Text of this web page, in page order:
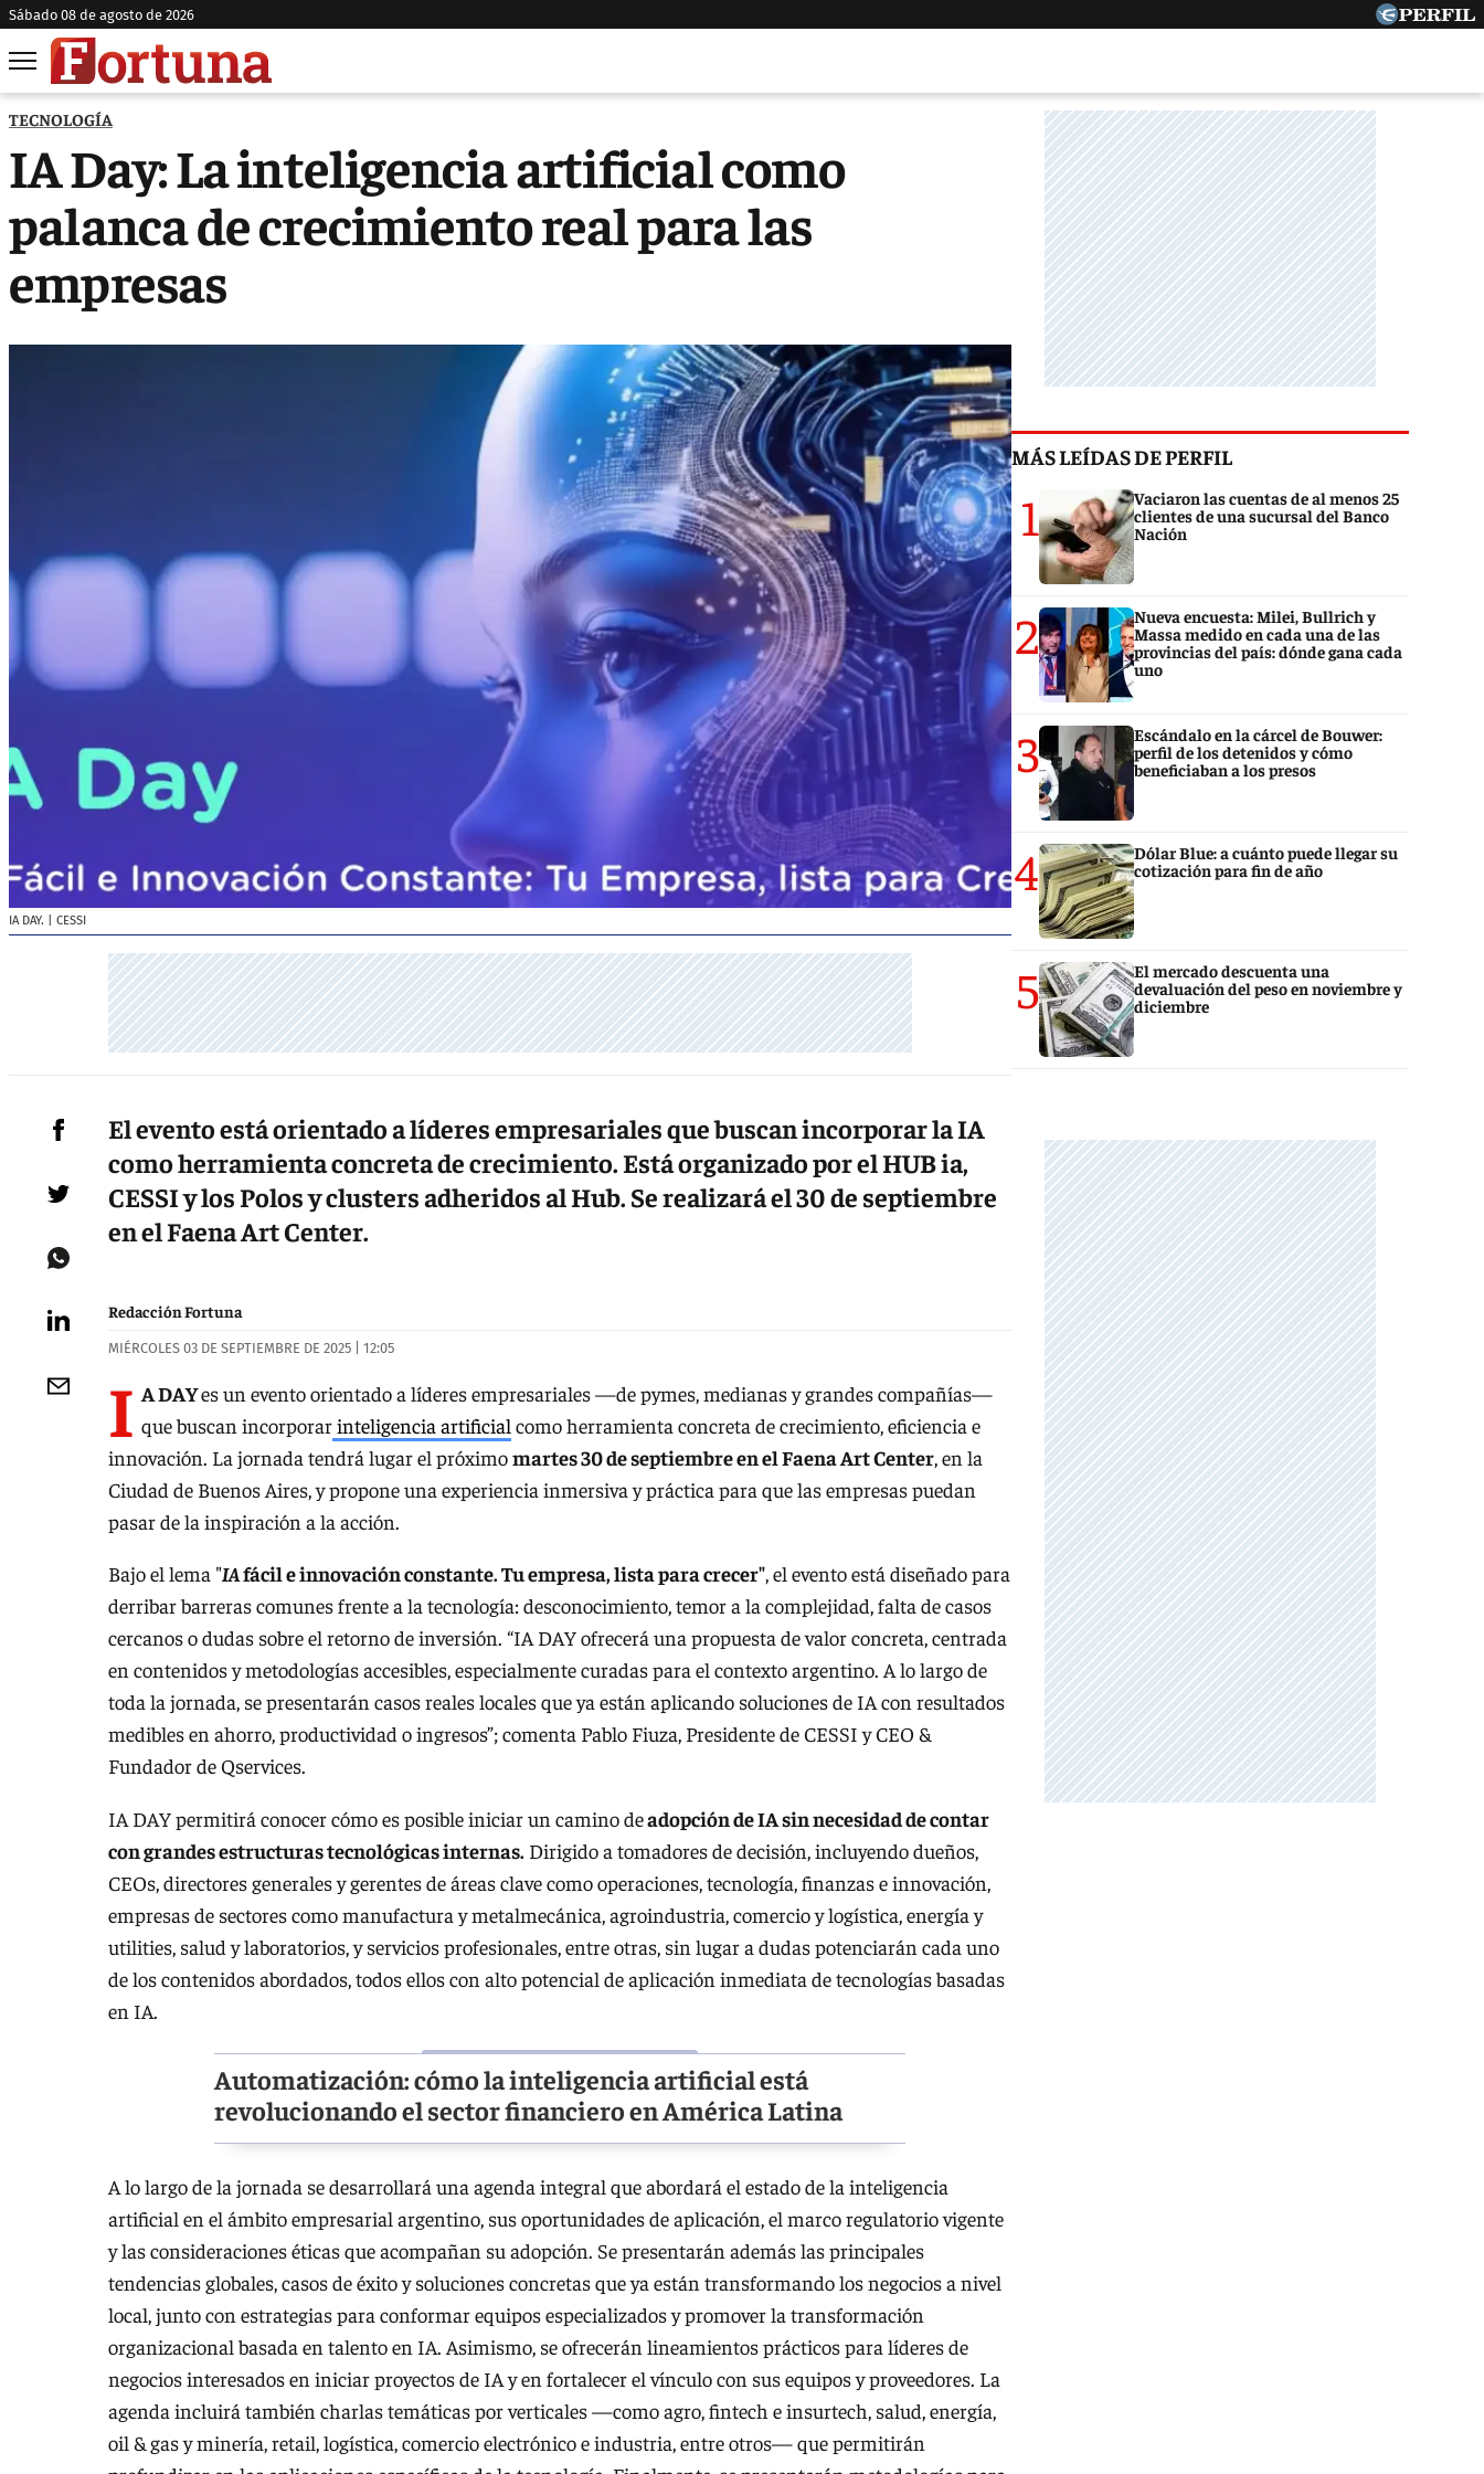
sábado 08 de agosto de 2026
TECNOLOGÍA
IA Day: La inteligencia artificial como
palanca de crecimiento real para las
empresas
IA DAY. | CESSI
El evento está orientado a líderes empresariales que buscan incorporar la IA
como herramienta concreta de crecimiento. Está organizado por el HUB ia,
CESSI y los Polos y clusters adheridos al Hub. Se realizará el 30 de septiembre
en el Faena Art Center.
Redacción Fortuna
MIÉRCOLES 03 DE SEPTIEMBRE DE 2025 | 12:05
I A DAYes un evento orientado a líderes empresariales —de pymes, medianas y grandes compañías—
que buscan incorporarinteligencia artificial como herramienta concreta de crecimiento, eficiencia e
innovación. La jornada tendrá lugar el próximomartes 30 de septiembre en el Faena Art Center, en la
Ciudad de Buenos Aires, y propone una experiencia inmersiva y práctica para que las empresas puedan
pasar de la inspiración a la acción.
Bajo el lema "IAfácil e innovación constante. Tu empresa, lista para crecer", el evento está diseñado para
derribar barreras comunes frente a la tecnología: desconocimiento, temor a la complejidad, falta de casos
cercanos o dudas sobre el retorno de inversión. “IA DAY ofrecerá una propuesta de valor concreta, centrada
en contenidos y metodologías accesibles, especialmente curadas para el contexto argentino. A lo largo de
toda la jornada, se presentarán casos reales locales que ya están aplicando soluciones de IA con resultados
medibles en ahorro, productividad o ingresos”; comenta Pablo Fiuza, Presidente de CESSI y CEO &
Fundador de Qservices.
IA DAY permitirá conocer cómo es posible iniciar un camino deadopción de IA sin necesidad de contar
con grandes estructuras tecnológicas internas. Dirigido a tomadores de decisión, incluyendo dueños,
CEOs, directores generales y gerentes de áreas clave como operaciones, tecnología, finanzas e innovación,
empresas de sectores como manufactura y metalmecánica, agroindustria, comercio y logística, energía y
utilities, salud y laboratorios, y servicios profesionales, entre otras, sin lugar a dudas potenciarán cada uno
de los contenidos abordados, todos ellos con alto potencial de aplicación inmediata de tecnologías basadas
en IA.
Automatización: cómo la inteligencia artificial está
revolucionando el sector financiero en América Latina
A lo largo de la jornada se desarrollará una agenda integral que abordará el estado de la inteligencia
artificial en el ámbito empresarial argentino, sus oportunidades de aplicación, el marco regulatorio vigente
y las consideraciones éticas que acompañan su adopción. Se presentarán además las principales
tendencias globales, casos de éxito y soluciones concretas que ya están transformando los negocios a nivel
local, junto con estrategias para conformar equipos especializados y promover la transformación
organizacional basada en talento en IA. Asimismo, se ofrecerán lineamientos prácticos para líderes de
negocios interesados en iniciar proyectos de IA y en fortalecer el vínculo con sus equipos y proveedores. La
agenda incluirá también charlas temáticas por verticales —como agro, fintech e insurtech, salud, energía,
oil & gas y minería, retail, logística, comercio electrónico e industria, entre otros— que permitirán
MÁS LEÍDAS DE PERFIL
1
Vaciaron las cuentas de al menos 25
clientes de una sucursal del Banco
Nación
2
Nueva encuesta: Milei, Bullrich y
Massa medido en cada una de las
provincias del país: dónde gana cada
uno
3
Escándalo en la cárcel de Bouwer:
perfil de los detenidos y cómo
beneficiaban a los presos
4
Dólar Blue: a cuánto puede llegar su
cotización para fin de año
5
El mercado descuenta una
devaluación del peso en noviembre y
diciembre